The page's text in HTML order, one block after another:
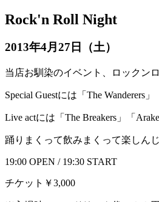
Rock'n Roll Night
2013年4月27日（土）
当店お馴染のイベント、ロックン
Special Guestには「The Wanderers」
Live actには「The Breakers」「
踊りまくって飲みまくって楽しん
19:00 OPEN / 19:30 START
チケット￥3,000